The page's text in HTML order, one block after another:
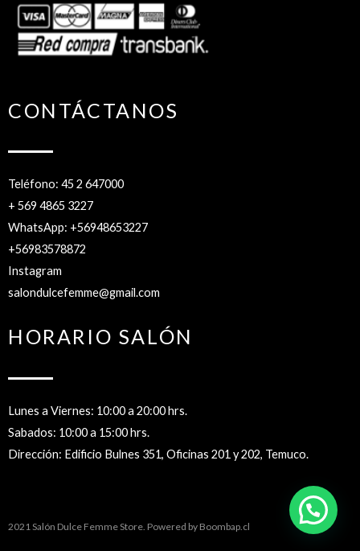
CONTÁCTANOS
Teléfono: 45 2 647000
+ 569 4865 3227
WhatsApp: +56948653227
+56983578872
Instagram
salondulcefemme@gmail.com
HORARIO SALÓN
Lunes a Viernes: 10:00 a 20:00 hrs.
Sabados: 10:00 a 15:00 hrs.
Dirección: Edificio Bulnes 351, Oficinas 201 y 202, Temuco.
2021 Salón Dulce Femme Store. Powered by Boombap.cl